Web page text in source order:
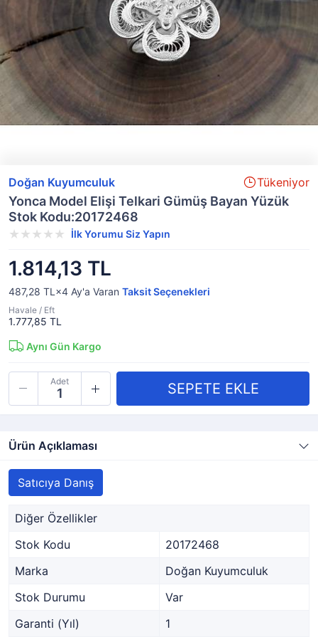
Doğan Kuyumculuk Tükeniyor
Yonca Model Elişi Telkari Gümüş Bayan Yüzük
Stok Kodu:20172468
İlk Yorumu Siz Yapın
1.814,13 TL
487,28 TL×4 Ay'a Varan Taksit Seçenekleri
Havale / Eft
1.777,85 TL
Aynı Gün Kargo
Adet
Ürün Açıklaması
Satıcıya Danış
Diğer Özellikler
Stok Kodu
20172468
Marka
Doğan Kuyumculuk
Stok Durumu
Var
Garanti (Yıl)
1